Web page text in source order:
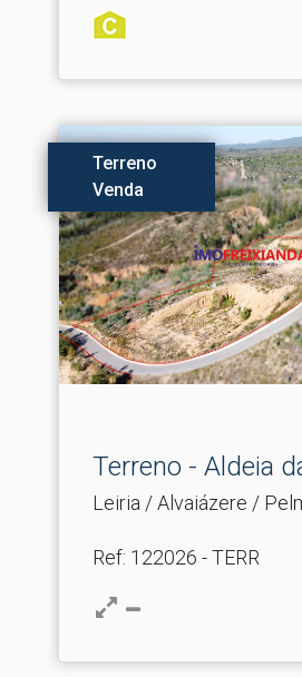
Terreno
Venda
Terreno - Aldeia
Leiria / Alvaiázere /
Ref: 122026 - TERR